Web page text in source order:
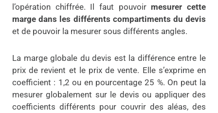
l’opération chiffrée. Il faut pouvoir mesurer cette
marge dans les différents compartiments du devis
et de pouvoir la mesurer sous différents angles.
La marge globale du devis est la différence entre le
prix de revient et le prix de vente. Elle s’exprime en
coefficient : 1,2 ou en pourcentage 25 %. On peut la
mesurer globalement sur le devis ou appliquer des
coefficients différents pour couvrir des aléas, des